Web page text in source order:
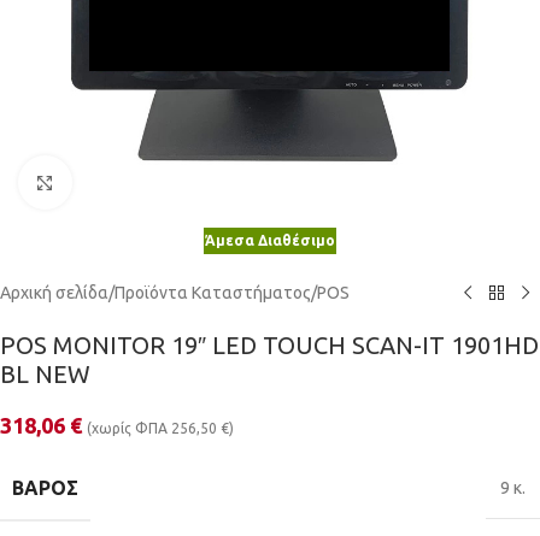
Άμεσα Διαθέσιμο
Αρχική σελίδα/Προϊόντα Καταστήματος/POS
POS MONITOR 19″ LED TOUCH SCAN-IT 1901HD
BL NEW
318,06 € (χωρίς ΦΠΑ 256,50 €)
ΒΆΡΟΣ 9 κ.